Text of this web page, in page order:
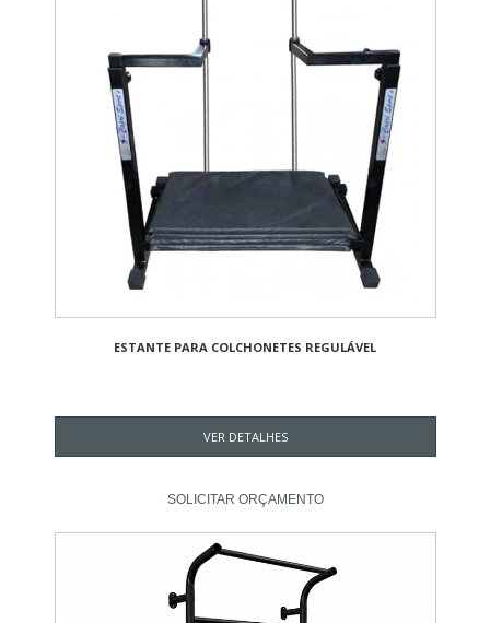
ESTANTE PARA COLCHONETES REGULÁVEL
VER DETALHES
SOLICITAR ORÇAMENTO